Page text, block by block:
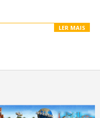
LER MAIS